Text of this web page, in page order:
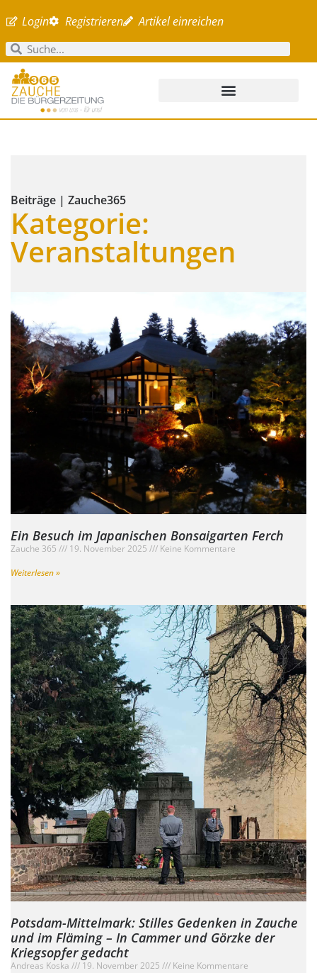
Login Registrieren Artikel einreichen
Beiträge | Zauche365
Kategorie:
Veranstaltungen
Ein Besuch im Japanischen Bonsaigarten Ferch
Zauche 365 19. November 2025
Keine Kommentare
Weiterlesen »
Potsdam-Mittelmark: Stilles Gedenken in Zauche
und im Fläming – In Cammer und Görzke der
Kriegsopfer gedacht
Andreas Koska 19. November 2025
Keine Kommentare